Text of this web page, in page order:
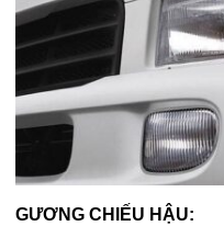
GƯƠNG CHIẾU HẬU: